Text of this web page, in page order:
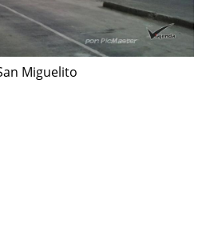
Miguelito